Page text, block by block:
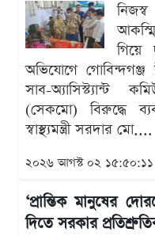
গিয়ে
অভিযোগে গোবিন্দগঞ্জ
সাব-অ্যাসিস্ট্যান্ট
(সেকমো) বিরুদ্ধে
স্বাস্থ্যমন্ত্রী সরদার মো....
২০২৬ আগস্ট ০২
‘প্রান্তিক মানুষের
দিতে সরকার